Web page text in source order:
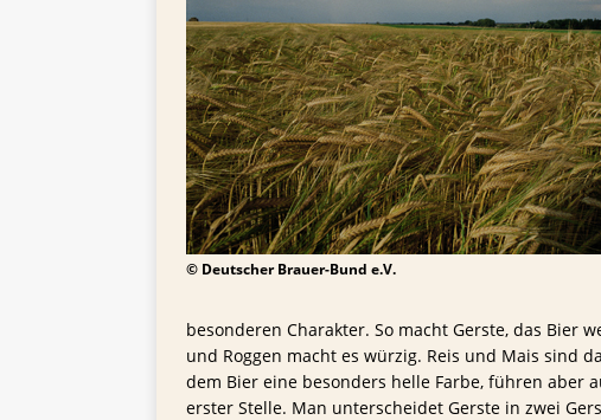
© Deutscher Brauer-Bund e.V.
besonderen Charakter. So macht Gerste, das Bier
und Roggen macht es würzig. Reis und Mais sind
dem Bier eine besonders helle Farbe, führen aber
erster Stelle. Man unterscheidet Gerste in zwei